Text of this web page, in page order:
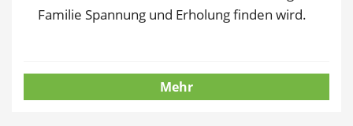
Familie Spannung und Erholung finden wird.
Mehr